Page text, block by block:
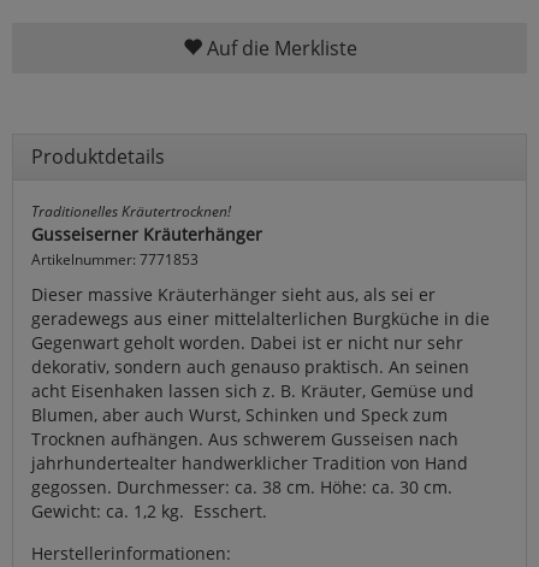
Auf die Merkliste
Produktdetails
Traditionelles Kräutertrocknen!
Gusseiserner Kräuterhänger
Artikelnummer: 7771853
Dieser massive Kräuterhänger sieht aus, als sei er
geradewegs aus einer mittelalterlichen Burgküche in die
Gegenwart geholt worden. Dabei ist er nicht nur sehr
dekorativ, sondern auch genauso praktisch. An seinen
acht Eisenhaken lassen sich z. B. Kräuter, Gemüse und
Blumen, aber auch Wurst, Schinken und Speck zum
Trocknen aufhängen. Aus schwerem Gusseisen nach
jahrhundertealter handwerklicher Tradition von Hand
gegossen. Durchmesser: ca. 38 cm. Höhe: ca. 30 cm.
Gewicht: ca. 1,2 kg. Esschert.
Herstellerinformationen: